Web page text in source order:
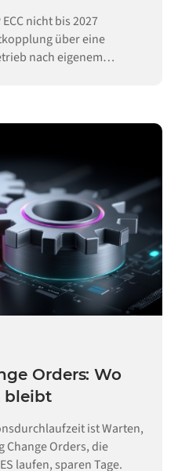
nicht bis 2027
über eine
nach eigenem
Orders: Wo
bleibt
ist Warten,
Change Orders, die
laufen, sparen Tage.